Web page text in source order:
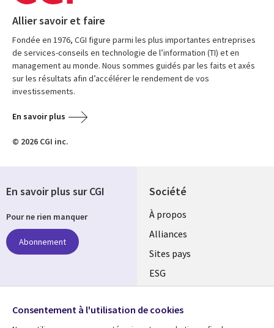
Allier savoir et faire
Fondée en 1976, CGI figure parmi les plus importantes entreprises
de services-conseils en technologie de l’information (TI) et en
management au monde. Nous sommes guidés par les faits et axés
sur les résultats afin d’accélérer le rendement de vos
investissements.
En savoir plus
© 2026 CGI inc.
Société
À propos
Alliances
Sites pays
ESG
Fusions
En savoir plus sur CGI
Pour ne rien manquer
Abonnement
Suivez-nous
Consentement à l'utilisation de cookies